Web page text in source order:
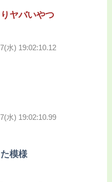
ヤバいやつ
水) 19:02:10.12
水) 19:02:10.99
模様